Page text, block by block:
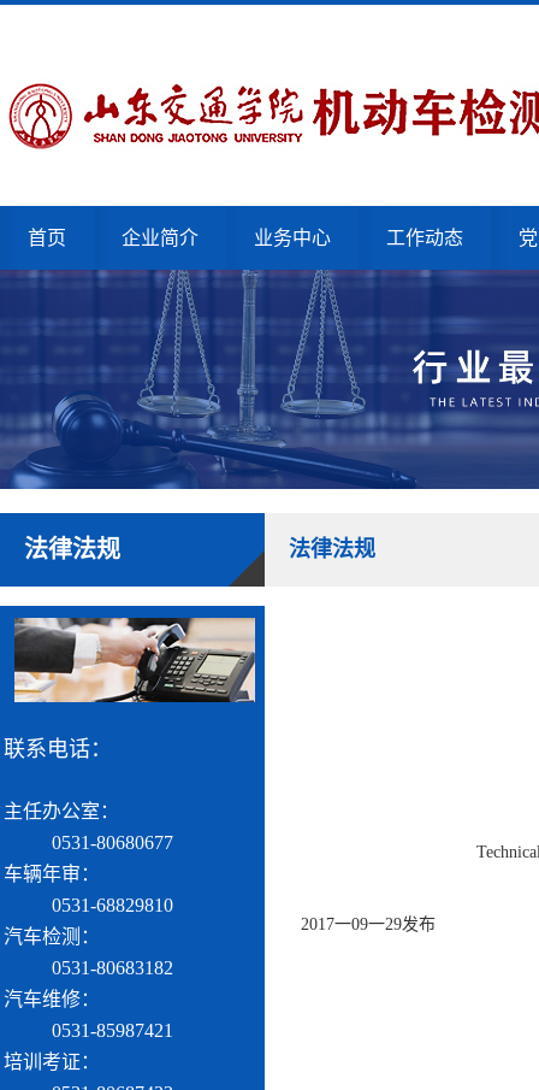
首页 企业简介 业务中心 工作动态
法律法规
联系电话：
主任办公室：
0531-80680677
车辆年审：
0531-68829810
汽车检测：
0531-80683182
汽车维修：
0531-85987421
培训考证：
法律法规
2017一09